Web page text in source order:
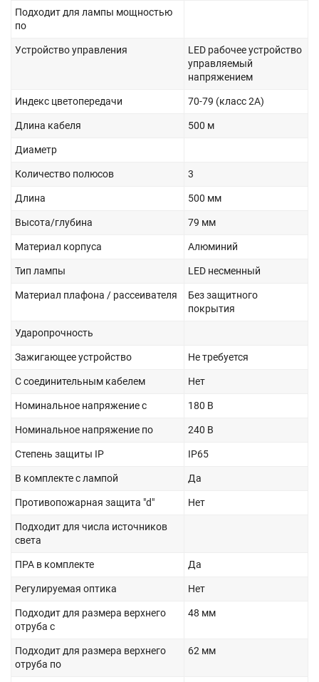
Подходит для лампы мощностью
по
Устройство управления
LED рабочее устройство
управляемый
напряжением
Индекс цветопередачи 70-79 (класс 2А)
Длина кабеля 500 м
Диаметр
Количество полюсов 3
Длина 500 мм
Высота/глубина 79 мм
Материал корпуса Алюминий
Тип лампы LED несменный
Материал плафона / рассеивателя
Без защитного
покрытия
Ударопрочность
Зажигающее устройство Не требуется
С соединительным кабелем Нет
Номинальное напряжение с 180 В
Номинальное напряжение по 240 В
Степень защиты IP IP65
В комплекте с лампой Да
Противопожарная защита "d" Нет
Подходит для числа источников
света
ПРА в комплекте Да
Регулируемая оптика Нет
Подходит для размера верхнего
отруба с
48 мм
Подходит для размера верхнего
отруба по
62 мм